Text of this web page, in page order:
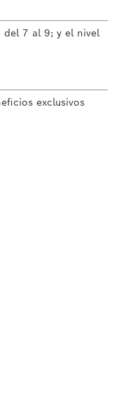
del 7 al 9; y el nivel
exclusivos